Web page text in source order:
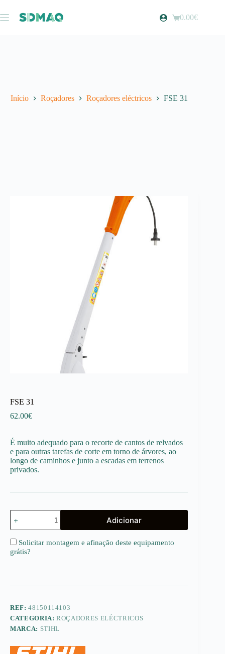
para
o
Carrinho
0.00€
Início Roçadores Roçadores eléctricos FSE 31
FSE 31
62.00€
É muito adequado para o recorte de cantos de relvados
e para outras tarefas de corte em torno de árvores, ao
longo de caminhos e junto a escadas em terrenos
privados.
Quantidade
de
FSE
31
Adicionar
Solicitar montagem e afinação deste equipamento
grátis?
REF:48150114103
CATEGORIA:ROÇADORES ELÉCTRICOS
MARCA: STIHL